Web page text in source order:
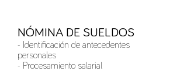
NÓMINA DE SUELDOS
- Identificación de antecedentes
personales
- Procesamiento salarial